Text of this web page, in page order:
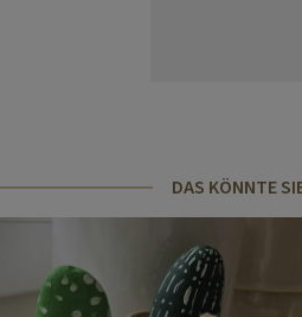
DAS KÖNNTE